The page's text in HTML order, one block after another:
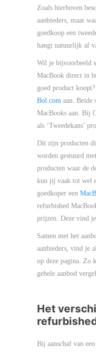
Zoals hierboven
aanbieders, maar
goedkoop een
hangt natuurlijk af
Wil je bijvoorbeeld
MacBook direct in
goed product
Bol.com aan. Beide
MacBooks aan. Bij
als ‘Tweedekans’
Dit zijn producten
worden gestuurd
producten waar de
kun jij vaak tot wel
goedkoper een
refurbished
prijzen. Deze vind je
Samen met het
aanbieders, vind je
op deze pagina. Zo
gehele aanbod
Het
Bij aanschaf van een